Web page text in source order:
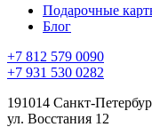
Подарочные
Блог
+7 812 579 0090
+7 931 530 0282
191014 Санкт-
ул. Восстания 12